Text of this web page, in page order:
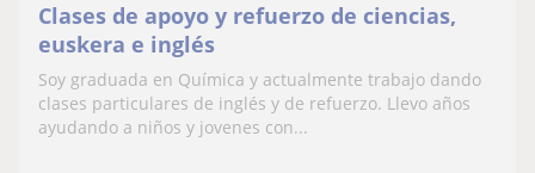
Clases de apoyo y refuerzo de ciencias,
euskera e inglés
Soy graduada en Química y actualmente trabajo dando
clases particulares de inglés y de refuerzo. Llevo años
ayudando a niños y jovenes con...